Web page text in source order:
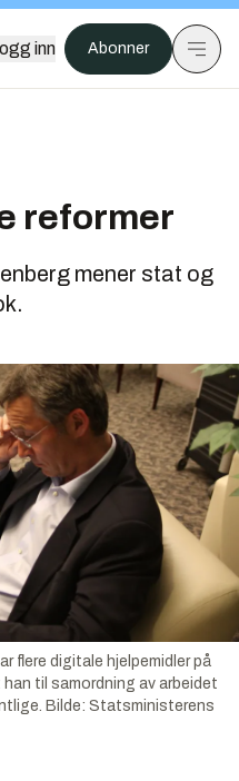
inn Abonner
reformer
mener stat og
flere digitale hjelpemidler på
til samordning av arbeidet
Bilde: Statsministerens